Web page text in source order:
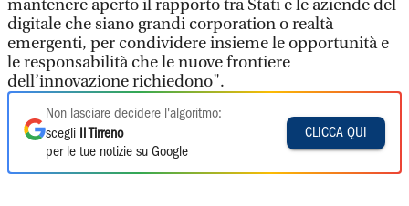
mantenere aperto il rapporto tra Stati e le aziende del
digitale che siano grandi corporation o realtà
emergenti, per condividere insieme le opportunità e
le responsabilità che le nuove frontiere
dell’innovazione richiedono".
Non lasciare decidere l'algoritmo:
scegli
Il Tirreno
per le tue notizie su Google
CLICCA QUI